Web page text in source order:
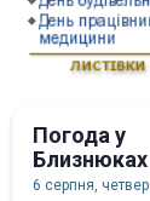
Погода у
Близнюках
6 серпня, четвер